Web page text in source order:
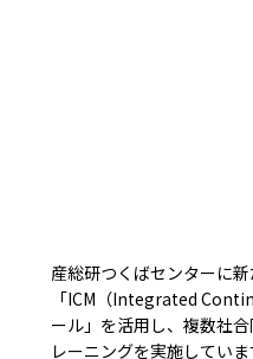
産総研つくばセンターに
「ICM（Integrated
ール」を活用し、複数社
レーニングを実施していま